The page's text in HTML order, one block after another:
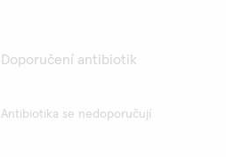
Doporučení antibiotik
Antibiotika se nedoporučují